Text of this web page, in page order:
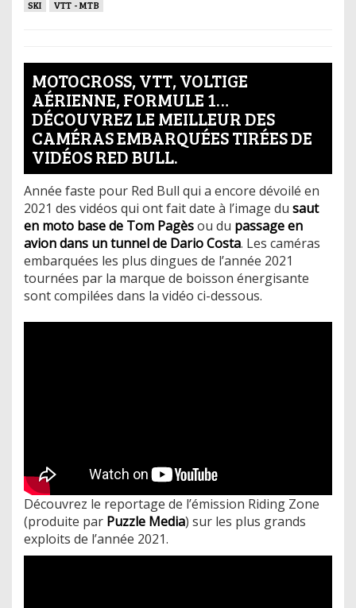
SKI VTT - MTB
MOTOCROSS, VTT, VOLTIGE
AÉRIENNE, FORMULE 1…
DÉCOUVREZ LE MEILLEUR DES
CAMÉRAS EMBARQUÉES TIRÉES DE
VIDÉOS RED BULL.
Année faste pour Red Bull qui a encore dévoilé en
2021 des vidéos qui ont fait date à l’image du saut
en moto base de Tom Pagèsou du passage en
avion dans un tunnel de Dario Costa. Les caméras
embarquées les plus dingues de l’année 2021
tournées par la marque de boisson énergisante
sont compilées dans la vidéo ci-dessous.
Découvrez le reportage de l’émission Riding Zone
(produite par Puzzle Media) sur les plus grands
exploits de l’année 2021.